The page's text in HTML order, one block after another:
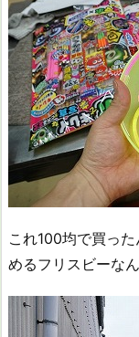
これ100均で買っ
めるフリスビーな